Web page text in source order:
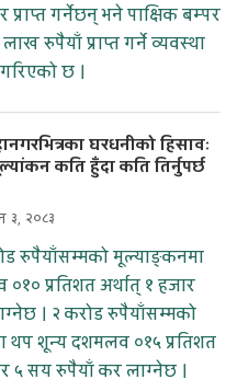
प्राप्त गर्नेछन् भने पाक्षिक बम्पर
रुपैयाँ प्राप्त गर्ने व्यवस्था
गरिएको छ ।
घरधनीको हिसावः
कति हुँदा कति तिर्नुपर्छ
३, २०८३
रुपैयाँसम्मको मूल्याङ्कनमा
प्रतिशत अर्थात् १ हजार
। २ करोड रुपैयाँसम्मको
थप शून्य दशमलव ०१५ प्रतिशत
५ सय रुपैयाँ कर लाग्नेछ ।